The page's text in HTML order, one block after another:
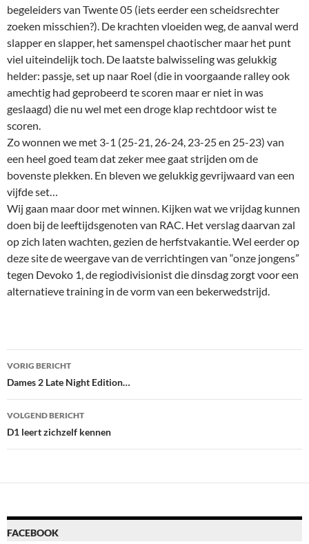
begeleiders van Twente 05 (iets eerder een scheidsrechter
zoeken misschien?). De krachten vloeiden weg, de aanval werd
slapper en slapper, het samenspel chaotischer maar het punt
viel uiteindelijk toch. De laatste balwisseling was gelukkig
helder: passje, set up naar Roel (die in voorgaande ralley ook
amechtig had geprobeerd te scoren maar er niet in was
geslaagd) die nu wel met een droge klap rechtdoor wist te
scoren.
Zo wonnen we met 3-1 (25-21, 26-24, 23-25 en 25-23) van
een heel goed team dat zeker mee gaat strijden om de
bovenste plekken. En bleven we gelukkig gevrijwaard van een
vijfde set…
Wij gaan maar door met winnen. Kijken wat we vrijdag kunnen
doen bij de leeftijdsgenoten van RAC. Het verslag daarvan zal
op zich laten wachten, gezien de herfstvakantie. Wel eerder op
deze site de weergave van de verrichtingen van “onze jongens”
tegen Devoko 1, de regiodivisionist die dinsdag zorgt voor een
alternatieve training in de vorm van een bekerwedstrijd.
Bericht
navigatie
VORIG BERICHT
Dames 2 Late Night Edition…
VOLGEND BERICHT
D1 leert zichzelf kennen
FACEBOOK